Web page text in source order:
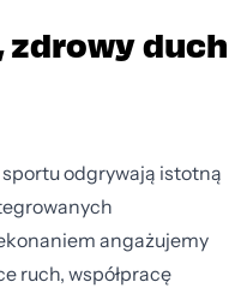
zdrowy duch
odgrywają istotną
angażujemy
ruch, współpracę